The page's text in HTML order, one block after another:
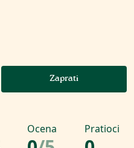
Zaprati
Ocena Pratioci